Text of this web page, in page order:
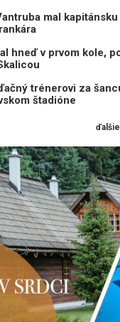
mal
hneď v prvom kole,
trénerovi za
štadióne